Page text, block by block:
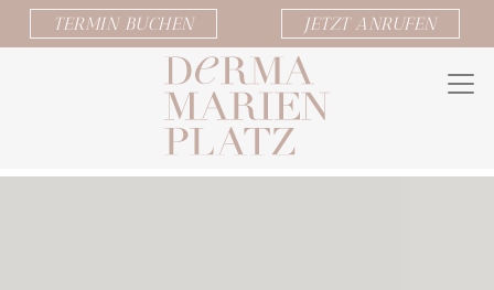
TERMIN BUCHEN JETZT ANRUFEN